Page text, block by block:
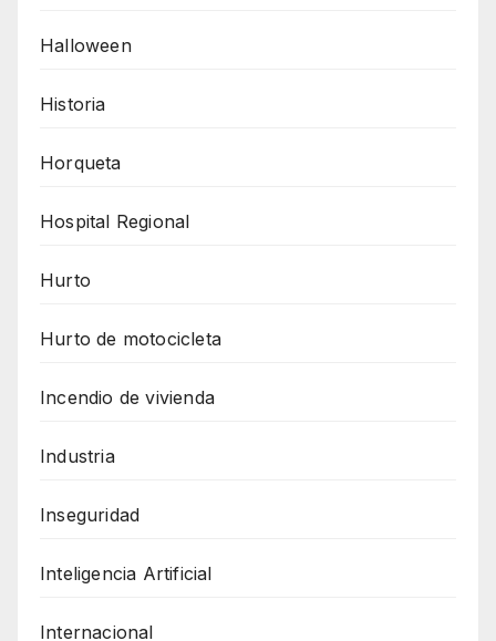
Halloween
Historia
Horqueta
Hospital Regional
Hurto
Hurto de motocicleta
Incendio de vivienda
Industria
Inseguridad
Inteligencia Artificial
Internacional